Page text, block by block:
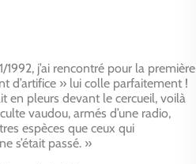
j’ai rencontré pour la première
d’artifice » lui colle parfaitement !
en pleurs devant le cercueil, voilà
vaudou, armés d’une radio,
espèces que ceux qui
s’était passé. »